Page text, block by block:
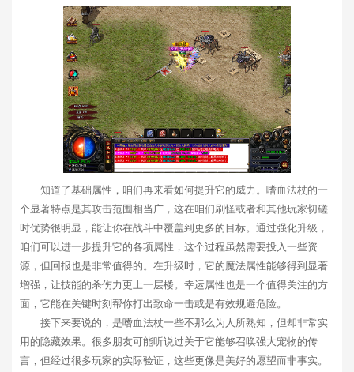
知道了基础属性，咱们再来看如何提升它的威力。嗜血法杖的一
个显著特点是其攻击范围相当广，这在咱们刷怪或者和其他玩家切磋
时优势很明显，能让你在战斗中覆盖到更多的目标。通过强化升级，
咱们可以进一步提升它的各项属性，这个过程虽然需要投入一些资
源，但回报也是非常值得的。在升级时，它的魔法属性能够得到显著
增强，让技能的杀伤力更上一层楼。幸运属性也是一个值得关注的方
面，它能在关键时刻帮你打出致命一击或是有效规避危险。
接下来要说的，是嗜血法杖一些不那么为人所熟知，但却非常实
用的隐藏效果。很多朋友可能听说过关于它能够召唤强大宠物的传
言，但经过很多玩家的实际验证，这些更像是美好的愿望而非事实。